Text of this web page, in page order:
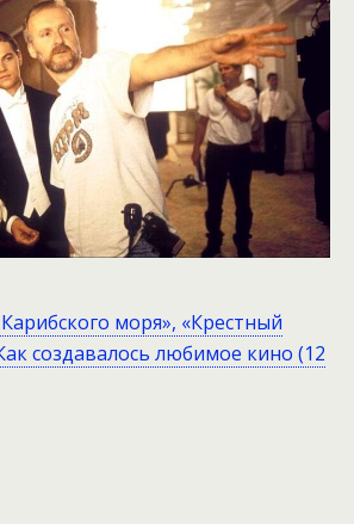
моря», «Крестный
создавалось любимое кино (12